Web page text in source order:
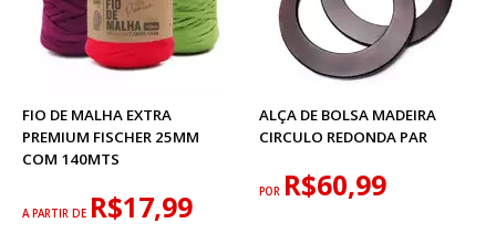
FIO DE MALHA EXTRA
PREMIUM FISCHER 25MM
COM 140MTS
A PARTIR DE R$17,99
ALÇA DE BOLSA MADEIRA
CIRCULO REDONDA PAR
POR R$60,99